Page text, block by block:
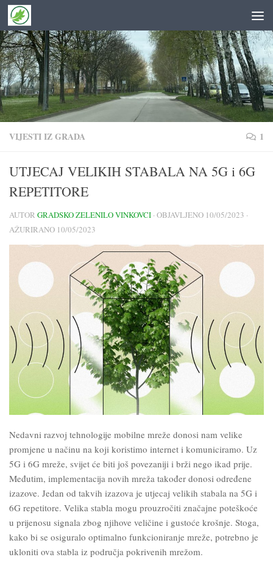
Skip to content
VIJESTI IZ GRADA 1
UTJECAJ VELIKIH STABALA NA 5G i 6G
REPETITORE
AUTOR GRADSKO ZELENILO VINKOVCI · OBJAVLJENO 10/05/2023 ·
AŽURIRANO 10/05/2023
Nedavni razvoj tehnologije mobilne mreže donosi nam velike
promjene u načinu na koji koristimo internet i komuniciramo. Uz
5G i 6G mreže, svijet će biti još povezaniji i brži nego ikad prije.
Međutim, implementacija novih mreža također donosi određene
izazove. Jedan od takvih izazova je utjecaj velikih stabala na 5G i
6G repetitore. Velika stabla mogu prouzročiti značajne poteškoće
u prijenosu signala zbog njihove veličine i gustoće krošnje. Stoga,
kako bi se osiguralo optimalno funkcioniranje mreže, potrebno je
ukloniti ova stabla iz područja pokrivenih mrežom.